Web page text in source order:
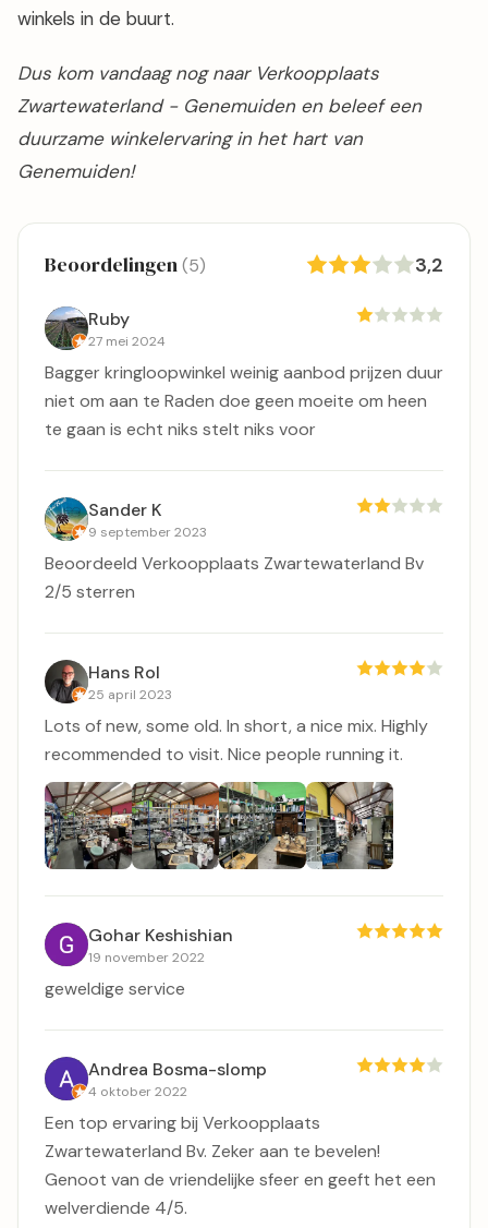
winkels in de buurt.
Dus kom vandaag nog naar Verkoopplaats
Zwartewaterland - Genemuiden en beleef een
duurzame winkelervaring in het hart van
Genemuiden!
Beoordelingen(5) 3,2
Ruby
27 mei 2024
Bagger kringloopwinkel weinig aanbod prijzen duur
niet om aan te Raden doe geen moeite om heen
te gaan is echt niks stelt niks voor
Sander K
9 september 2023
Beoordeeld Verkoopplaats Zwartewaterland Bv
2/5 sterren
Hans Rol
25 april 2023
Lots of new, some old. In short, a nice mix. Highly
recommended to visit. Nice people running it.
Gohar Keshishian
19 november 2022
geweldige service
Andrea Bosma-slomp
4 oktober 2022
Een top ervaring bij Verkoopplaats
Zwartewaterland Bv. Zeker aan te bevelen!
Genoot van de vriendelijke sfeer en geeft het een
welverdiende 4/5.